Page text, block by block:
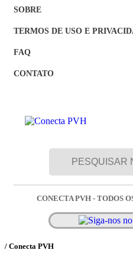
SOBRE
TERMOS DE USO E
FAQ
CONTATO
CONECTA PVH - TODOS
/ Conecta PVH